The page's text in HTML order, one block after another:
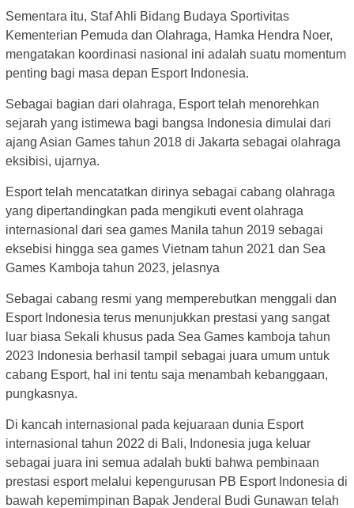
Sementara itu, Staf Ahli Bidang Budaya Sportivitas
Kementerian Pemuda dan Olahraga, Hamka Hendra Noer,
mengatakan koordinasi nasional ini adalah suatu momentum
penting bagi masa depan Esport Indonesia.
Sebagai bagian dari olahraga, Esport telah menorehkan
sejarah yang istimewa bagi bangsa Indonesia dimulai dari
ajang Asian Games tahun 2018 di Jakarta sebagai olahraga
eksibisi, ujarnya.
Esport telah mencatatkan dirinya sebagai cabang olahraga
yang dipertandingkan pada mengikuti event olahraga
internasional dari sea games Manila tahun 2019 sebagai
eksebisi hingga sea games Vietnam tahun 2021 dan Sea
Games Kamboja tahun 2023, jelasnya
Sebagai cabang resmi yang memperebutkan menggali dan
Esport Indonesia terus menunjukkan prestasi yang sangat
luar biasa Sekali khusus pada Sea Games kamboja tahun
2023 Indonesia berhasil tampil sebagai juara umum untuk
cabang Esport, hal ini tentu saja menambah kebanggaan,
pungkasnya.
Di kancah internasional pada kejuaraan dunia Esport
internasional tahun 2022 di Bali, Indonesia juga keluar
sebagai juara ini semua adalah bukti bahwa pembinaan
prestasi esport melalui kepengurusan PB Esport Indonesia di
bawah kepemimpinan Bapak Jenderal Budi Gunawan telah